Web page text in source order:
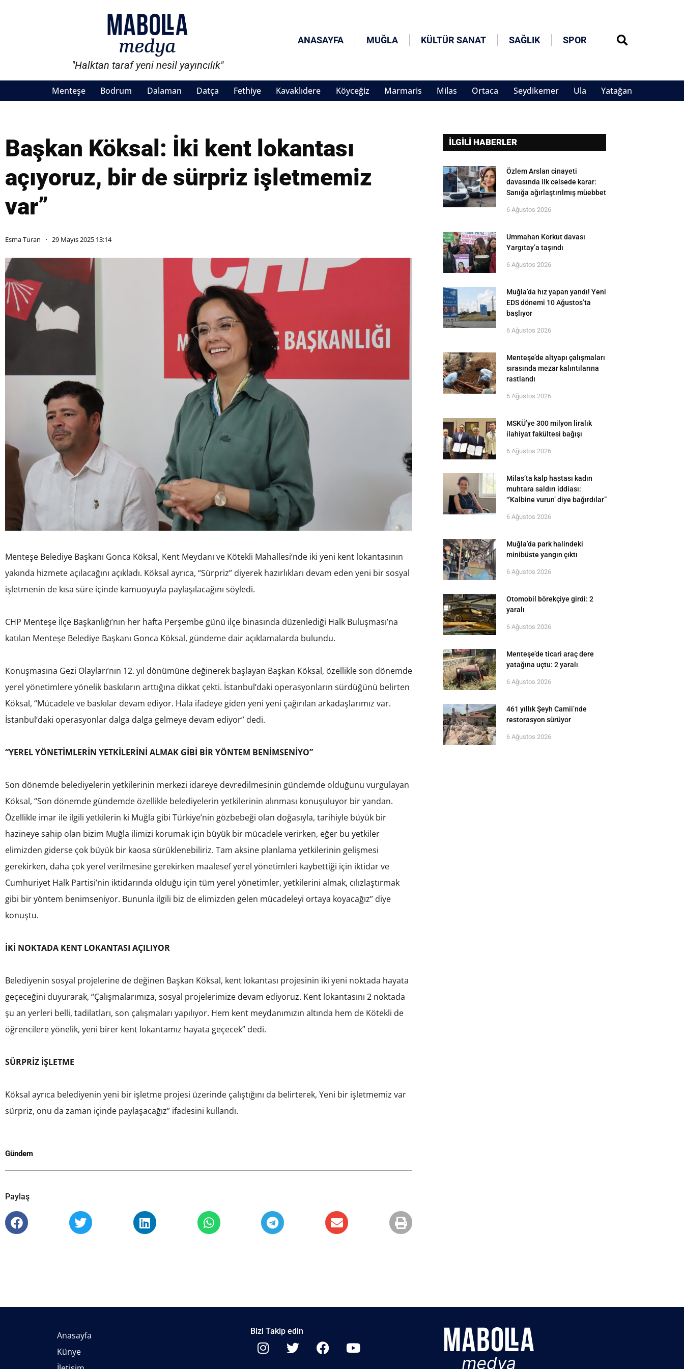
"Halktan taraf yeni nesil yayıncılık"
ANASAYFA MUĞLA KÜLTÜR SANAT SAĞLIK SPOR
Menteşe Bodrum Dalaman Datça Fethiye Kavaklıdere Köyceğiz Marmaris Milas Ortaca Seydikemer Ula Yatağan
Başkan Köksal: İki kent lokantası
açıyoruz, bir de sürpriz işletmemiz
var”
Esma Turan 29 Mayıs 2025 13:14
Menteşe Belediye Başkanı Gonca Köksal, Kent Meydanı ve Kötekli Mahallesi’nde iki yeni kent lokantasının
yakında hizmete açılacağını açıkladı. Köksal ayrıca, “Sürpriz” diyerek hazırlıkları devam eden yeni bir sosyal
işletmenin de kısa süre içinde kamuoyuyla paylaşılacağını söyledi.
CHP Menteşe İlçe Başkanlığı’nın her hafta Perşembe günü ilçe binasında düzenlediği Halk Buluşması’na
katılan Menteşe Belediye Başkanı Gonca Köksal, gündeme dair açıklamalarda bulundu.
Konuşmasına Gezi Olayları’nın 12. yıl dönümüne değinerek başlayan Başkan Köksal, özellikle son dönemde
yerel yönetimlere yönelik baskıların arttığına dikkat çekti. İstanbul’daki operasyonların sürdüğünü belirten
Köksal, “Mücadele ve baskılar devam ediyor. Hala ifadeye giden yeni yeni çağırılan arkadaşlarımız var.
İstanbul’daki operasyonlar dalga dalga gelmeye devam ediyor” dedi.
“YEREL YÖNETİMLERİN YETKİLERİNİ ALMAK GİBİ BİR YÖNTEM BENİMSENİYO”
Son dönemde belediyelerin yetkilerinin merkezi idareye devredilmesinin gündemde olduğunu vurgulayan
Köksal, “Son dönemde gündemde özellikle belediyelerin yetkilerinin alınması konuşuluyor bir yandan.
Özellikle imar ile ilgili yetkilerin ki Muğla gibi Türkiye’nin gözbebeği olan doğasıyla, tarihiyle büyük bir
hazineye sahip olan bizim Muğla ilimizi korumak için büyük bir mücadele verirken, eğer bu yetkiler
elimizden giderse çok büyük bir kaosa sürüklenebiliriz. Tam aksine planlama yetkilerinin gelişmesi
gerekirken, daha çok yerel verilmesine gerekirken maalesef yerel yönetimleri kaybettiği için iktidar ve
Cumhuriyet Halk Partisi’nin iktidarında olduğu için tüm yerel yönetimler, yetkilerini almak, cılızlaştırmak
gibi bir yöntem benimseniyor. Bununla ilgili biz de elimizden gelen mücadeleyi ortaya koyacağız” diye
konuştu.
İKİ NOKTADA KENT LOKANTASI AÇILIYOR
Belediyenin sosyal projelerine de değinen Başkan Köksal, kent lokantası projesinin iki yeni noktada hayata
geçeceğini duyurarak, “Çalışmalarımıza, sosyal projelerimize devam ediyoruz. Kent lokantasını 2 noktada
şu an yerleri belli, tadilatları, son çalışmaları yapılıyor. Hem kent meydanımızın altında hem de Kötekli de
öğrencilere yönelik, yeni birer kent lokantamız hayata geçecek” dedi.
SÜRPRİZ İŞLETME
Köksal ayrıca belediyenin yeni bir işletme projesi üzerinde çalıştığını da belirterek, Yeni bir işletmemiz var
sürpriz, onu da zaman içinde paylaşacağız” ifadesini kullandı.
Gündem
Paylaş
İLGİLİ HABERLER
Özlem Arslan cinayeti
davasında ilk celsede karar:
Sanığa ağırlaştırılmış müebbet
6 Ağustos 2026
Ummahan Korkut davası
Yargıtay’a taşındı
6 Ağustos 2026
Muğla’da hız yapan yandı! Yeni
EDS dönemi 10 Ağustos’ta
başlıyor
6 Ağustos 2026
Menteşe’de altyapı çalışmaları
sırasında mezar kalıntılarına
rastlandı
6 Ağustos 2026
MSKÜ’ye 300 milyon liralık
ilahiyat fakültesi bağışı
6 Ağustos 2026
Milas’ta kalp hastası kadın
muhtara saldırı iddiası:
“’Kalbine vurun’ diye bağırdılar”
6 Ağustos 2026
Muğla’da park halindeki
minibüste yangın çıktı
6 Ağustos 2026
Otomobil börekçiye girdi: 2
yaralı
6 Ağustos 2026
Menteşe’de ticari araç dere
yatağına uçtu: 2 yaralı
6 Ağustos 2026
461 yıllık Şeyh Camii’nde
restorasyon sürüyor
6 Ağustos 2026
Anasayfa
Künye
Bizi Takip edin